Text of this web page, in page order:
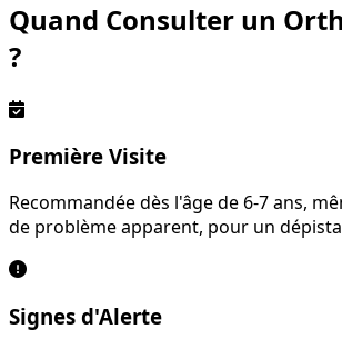
Quand Consulter un
?
Première Visite
Recommandée dès l'âge de 6-7 ans,
de problème apparent, pour un
Signes d'Alerte